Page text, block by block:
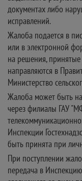
документах либо
исправлений.
Жалоба подается в
или в электронной
на решения,
направляются в
Министерство
Жалоба может быть
через филиалы ГАУ
Инспекции
быть принята при
При поступлении
передача в